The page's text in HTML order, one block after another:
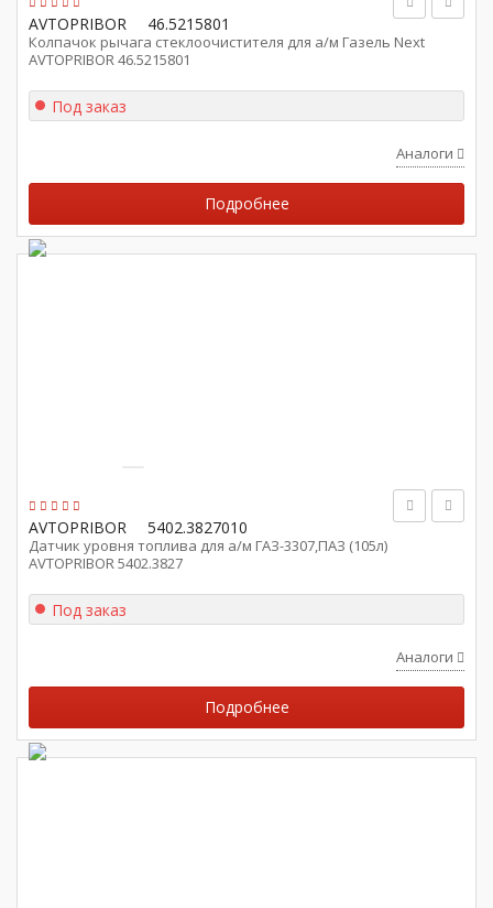
AVTOPRIBOR 46.5215801
Колпачок рычага стеклоочистителя для а/м Газель Next
AVTOPRIBOR 46.5215801
Под заказ
Аналоги
Подробнее
AVTOPRIBOR 5402.3827010
Датчик уровня топлива для а/м ГАЗ-3307,ПАЗ (105л)
AVTOPRIBOR 5402.3827
Под заказ
Аналоги
Подробнее